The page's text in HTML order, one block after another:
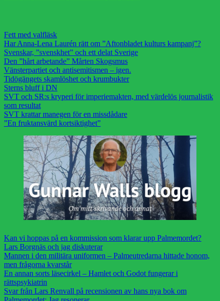
Fett med valfläsk
Har Anna-Lena Laurén rätt om ”Aftonbladet kulturs kampanj”?
Svenskar, ”svenskhet” och ett delat Sverige
Den ”hårt arbetande” Mårten Skogsmus
Vänsterpartiet och antisemitismen – igen.
Tidögängets skamlöshet och krumbukter
Sterns bluff i DN
SVT och SR:s kryperi för imperiemakten, med värdelös journalistik
som resultat
SVT krattar manegen för en missdådare
”En fruktansvärd kortsiktighet”
Kan vi hoppas på en kommission som klarar upp Palmemordet?
Lars Borgnäs och jag diskuterar
Mannen i den militära uniformen – Palmeutredarna hittade honom,
men frågorna kvarstår
En annan sorts läsecirkel – Hamlet och Godot fungerar i
rättspsykiatrin
Svar från Lars Renvall på recensionen av hans nya bok om